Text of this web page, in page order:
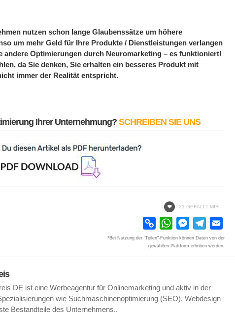
nutzen schon lange Glaubenssätze um höhere
um mehr Geld für Ihre Produkte / Dienstleistungen verlangen
andere Optimierungen durch Neuromarketing – es funktioniert!
da Sie denken, Sie erhalten ein besseres Produkt mit
immer der Realität entspricht.
Ihrer Unternehmung? SCHREIBEN SIE UNS
21 GEFÄLLT MIR
Copy
Link
WhatsAppMessenger
Telegram
*Bei Nutzung der "Teilen"-Funktion können Daten von der
gewählten Plattform erhoben werden.
DE ist eine Werbeagentur für Onlinemarketing und aktiv in der
wie Suchmaschinenoptimierung (SEO), Webdesign
Bestandteile des Unternehmens..